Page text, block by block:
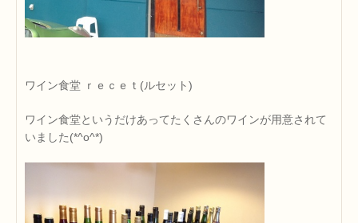
ワイン食堂 ｒｅｃｅｔ(ルセット)
ワイン食堂というだけあってたくさんのワインが用意されて
いました(*^o^*)